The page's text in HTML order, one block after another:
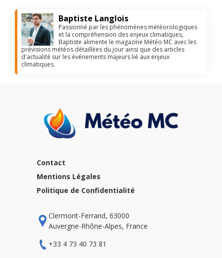
Baptiste Langlois
Passionné par les phénomènes météorologiques
et la compréhension des enjeux climatiques,
Baptiste alimente le magazine Météo MC avec les
prévisions météos détaillées du jour ainsi que des articles
d'actualité sur les événements majeurs lié aux enjeux
climatiques.
Contact
Mentions Légales
Politique de Confidentialité
Clermont-Ferrand, 63000
Auvergne-Rhône-Alpes, France
+33 4 73 40 73 81